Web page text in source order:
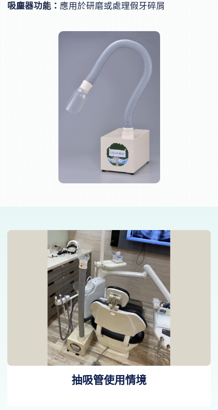
吸塵器功能： 應用於研磨或處理假牙碎屑
抽吸管使用情境